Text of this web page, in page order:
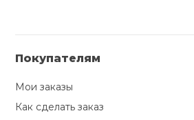
Покупателям
Мои заказы
Как сделать заказ